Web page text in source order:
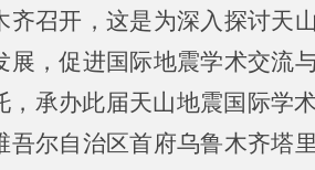
齐召开，这是为深入探讨天
展，促进国际地震学术交流
，承办此届天山地震国际学
吾尔自治区首府乌鲁木齐塔